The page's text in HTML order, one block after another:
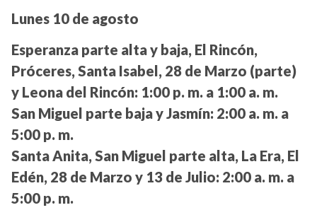
Lunes 10 de agosto
Esperanza parte alta y baja, El Rincón,
Próceres, Santa Isabel, 28 de Marzo (parte)
y Leona del Rincón: 1:00 p. m. a 1:00 a. m.
San Miguel parte baja y Jasmín: 2:00 a. m. a
5:00 p. m.
Santa Anita, San Miguel parte alta, La Era, El
Edén, 28 de Marzo y 13 de Julio: 2:00 a. m. a
5:00 p. m.